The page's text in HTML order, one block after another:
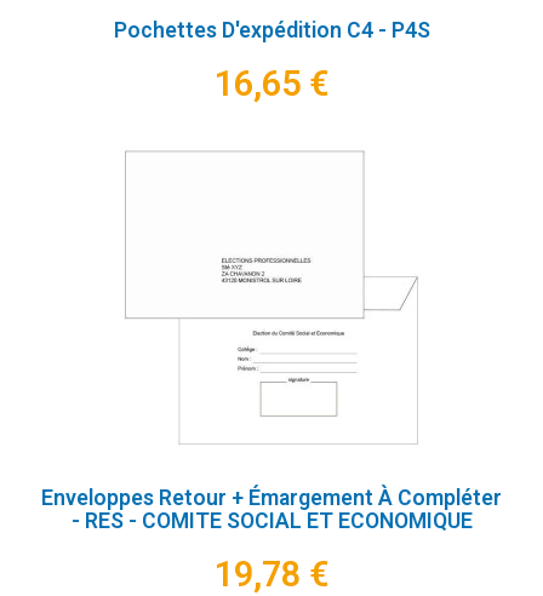
Pochettes D'expédition C4 - P4S
16,65 €
Enveloppes Retour + Émargement À Compléter
- RES - COMITE SOCIAL ET ECONOMIQUE
19,78 €